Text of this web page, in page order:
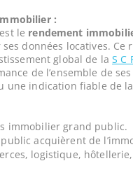
:
le rendement
ses données locatives. Ce
global de laS C
de l’ensemble de
une indication fiable de
immobilier grand public.
acquièrent de
logistique,